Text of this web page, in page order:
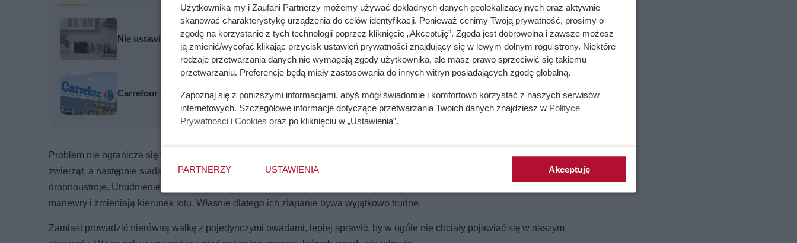
Nie ustawiaj tu mikrofalówki! Ten błąd może utrudniać gotowanie
Carrefour odpalił promocje: kawa 80% taniej i różne hity
Problem nie ogranicza się wyłącznie do dyskomfortu. Owady te przemieszczają się pomiędzy odpadkami i odchodami
zwierząt, a następnie siadają na żywności czy powierzchniach roboczych. W ten sposób mogą przenosić bakterie oraz inne
drobnoustroje. Utrudnieniem jest także ich sposób poruszania się. Muchy nie lecą po linii prostej, lecz wykonują gwałtowne
manewry i zmieniają kierunek lotu. Właśnie dlatego ich złapanie bywa wyjątkowo trudne.
Zamiast prowadzić nierówną walkę z pojedynczymi owadami, lepiej sprawić, by w ogóle nie chciały pojawiać się w naszym
Użytkownika my i Zaufani Partnerzy możemy używać dokładnych danych geolokalizacyjnych oraz aktywnie
skanować charakterystykę urządzenia do celów identyfikacji. Ponieważ cenimy Twoją prywatność, prosimy o
zgodę na korzystanie z tych technologii poprzez kliknięcie „Akceptuję”. Zgoda jest dobrowolna i zawsze możesz
ją zmienić/wycofać klikając przycisk ustawień prywatności znajdujący się w lewym dolnym rogu strony. Niektóre
rodzaje przetwarzania danych nie wymagają zgody użytkownika, ale masz prawo sprzeciwić się takiemu
przetwarzaniu. Preferencje będą miały zastosowania do innych witryn posiadających zgodę globalną.
Zapoznaj się z poniższymi informacjami, abyś mógł świadomie i komfortowo korzystać z naszych serwisów
internetowych. Szczegółowe informacje dotyczące przetwarzania Twoich danych znajdziesz w Polityce
Prywatności i Cookies oraz po kliknięciu w „Ustawienia”.
PARTNERZY USTAWIENIA Akceptuję